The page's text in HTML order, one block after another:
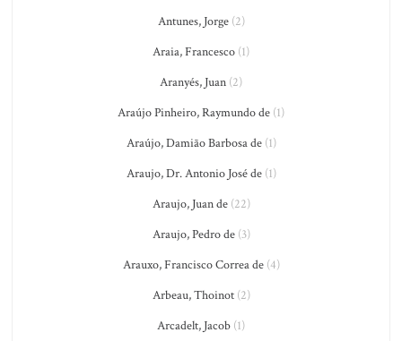
Antunes, Jorge(2)
Araia, Francesco (1)
Aranyés, Juan (2)
Araújo Pinheiro, Raymundo de (1)
Araújo, Damião Barbosa de(1)
Araujo, Dr. Antonio José de(1)
Araujo, Juan de(22)
Araujo, Pedro de(3)
Arauxo, Francisco Correa de(4)
Arbeau, Thoinot(2)
Arcadelt, Jacob (1)